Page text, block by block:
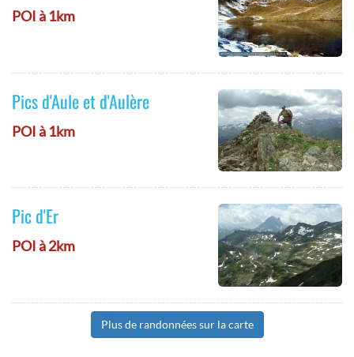
POI à 1km
Pics d'Aule et d'Aulère
POI à 1km
Pic d'Er
POI à 2km
Plus de randonnées sur la carte